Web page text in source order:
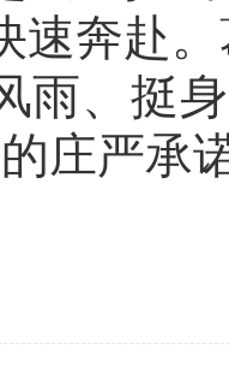
速奔赴
雨、挺
庄严承